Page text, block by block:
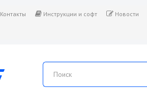
Контакты Инструкции и софт Новости